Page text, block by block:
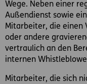
Wege. Neben einer
Außendienst sowie
Mitarbeiter, die einen
oder andere
vertraulich an den
internen
Mitarbeiter, die sich